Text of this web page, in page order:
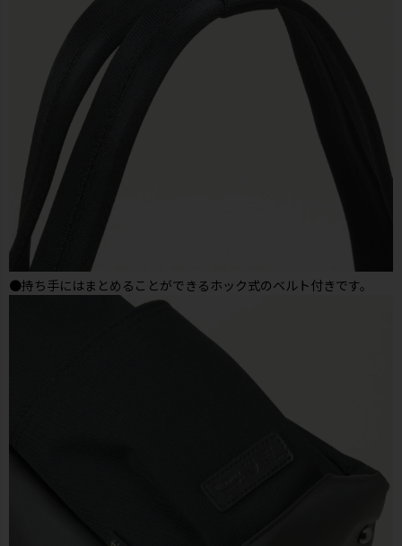
●持ち手にはまとめることができるホック式のベルト付きです。